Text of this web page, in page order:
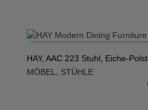
IN DEN WARENKORB
HAY, AAC 223 Stuhl, Eiche-
MÖBEL, STÜHLE